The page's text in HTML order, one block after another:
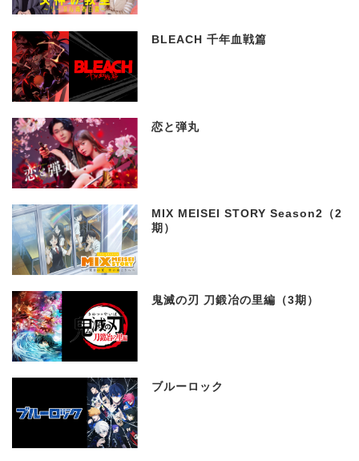
BLEACH 千年血戦篇
恋と弾丸
MIX MEISEI STORY Season2（2
期）
鬼滅の刃 刀鍛冶の里編（3期）
ブルーロック